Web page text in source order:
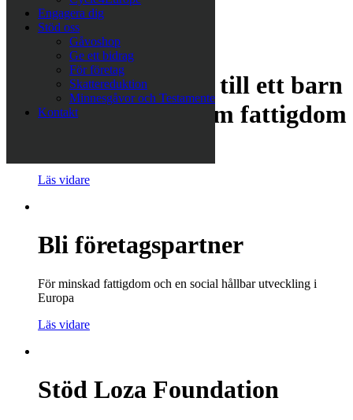
Engagera dig
Stöd oss
Gåvoshop
Ge ett bidrag
För företag
Skattereduktion
Minnesgåvor och Testamente
Kontakt
Läs vidare
Köp en pyjamas till ett barn
som lever i extrem fattigdom
Läs vidare
Bli företagspartner
För minskad fattigdom och en social hållbar utveckling i
Europa
Läs vidare
Stöd Loza Foundation